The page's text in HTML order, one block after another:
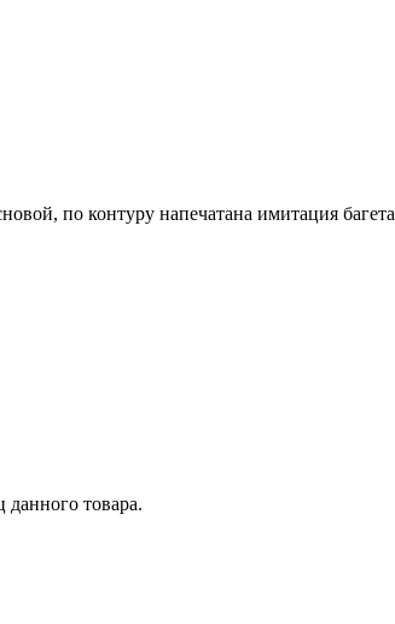
по контуру напечатана имитация багета
данного товара.